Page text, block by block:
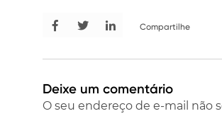
Compartilhe
Deixe um comentário
O seu endereço de e-mail não